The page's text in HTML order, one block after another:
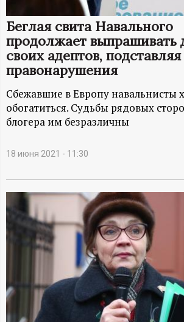
Й
Д
А
Н
-
и
н
ф
о
м
Беглая свита Навального
продолжает выпрашивать
своих адептов,
правонарушения
Сбежавшие в Европу навальнисты
обогатиться. Судьбы рядовых
блогера им безразличны
18 июня 2021 - 11:30